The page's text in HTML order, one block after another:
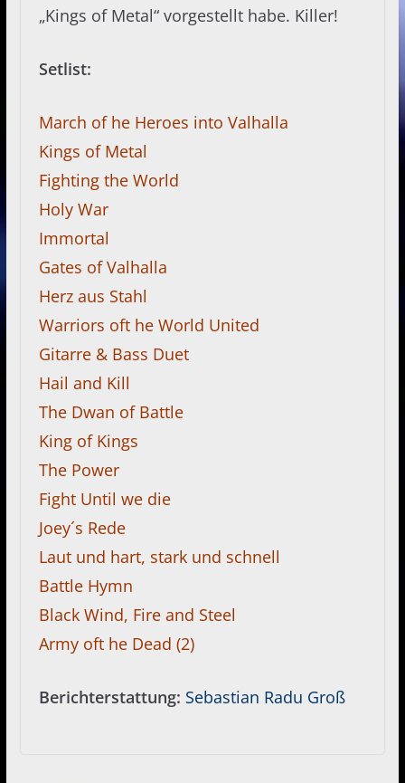
„Kings of Metal“ vorgestellt habe. Killer!
Setlist:
March of he Heroes into Valhalla
Kings of Metal
Fighting the World
Holy War
Immortal
Gates of Valhalla
Herz aus Stahl
Warriors oft he World United
Gitarre & Bass Duet
Hail and Kill
The Dwan of Battle
King of Kings
The Power
Fight Until we die
Joey´s Rede
Laut und hart, stark und schnell
Battle Hymn
Black Wind, Fire and Steel
Army oft he Dead (2)
Berichterstattung: Sebastian Radu Groß